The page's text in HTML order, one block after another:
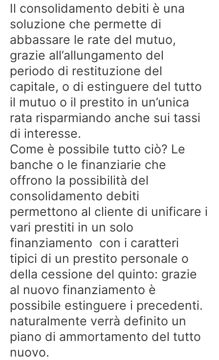
Il consolidamento debiti è una
soluzione che permette di
abbassare le rate del mutuo,
grazie all’allungamento del
periodo di restituzione del
capitale, o di estinguere del tutto
il mutuo o il prestito in un’unica
rata risparmiando anche sui tassi
di interesse.
Come è possibile tutto ciò? Le
banche o le finanziarie che
offrono la possibilità del
consolidamento debiti
permettono al cliente di unificare i
vari prestiti in un solo
finanziamento con i caratteri
tipici di un prestito personale o
della cessione del quinto: grazie
al nuovo finanziamento è
possibile estinguere i precedenti.
naturalmente verrà definito un
piano di ammortamento del tutto
nuovo.